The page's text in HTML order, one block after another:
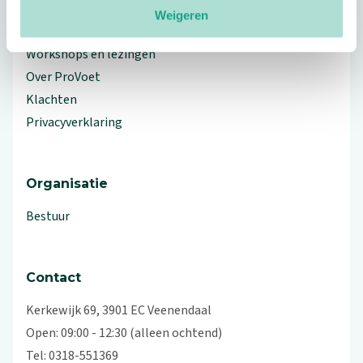
Weigeren
Workshops en lezingen
Over ProVoet
Klachten
Privacyverklaring
Organisatie
Bestuur
Contact
Kerkewijk 69, 3901 EC Veenendaal
Open: 09:00 - 12:30 (alleen ochtend)
Tel: 0318-551369